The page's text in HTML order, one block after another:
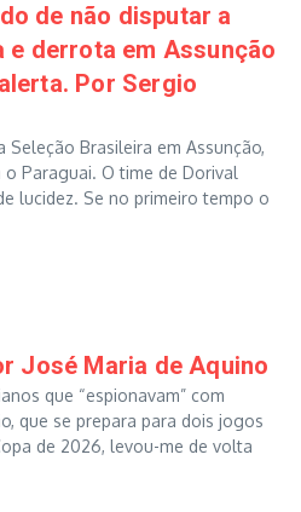
de não disputar a
e derrota em Assunção
Por Sergio
Seleção Brasileira em Assunção,
Paraguai. O time de Dorival
lucidez. Se no primeiro tempo o
José Maria de Aquino
que “espionavam” com
que se prepara para dois jogos
de 2026, levou-me de volta